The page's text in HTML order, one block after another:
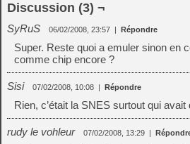
Discussion (3) ¬
SyRuS 06/02/2008, 23:57 | Répondre
Super. Reste quoi a emuler sinon en
comme chip encore ?
Sisi 07/02/2008, 10:08 | Répondre
Rien, c’était la SNES surtout qui avait
rudy le vohleur 07/02/2008, 13:29 |